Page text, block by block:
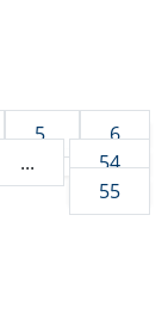
5
6
...
54
55